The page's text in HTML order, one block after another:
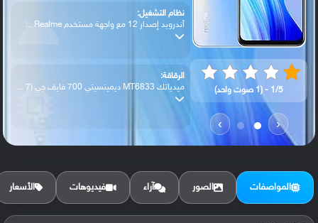
1/5 - (1 صوت واحد)
‹
›
نظام التشغيل:
أندرويد إصدار 12 مع واجهة مستخدم Realme ...
الرقاقة:
ميدياتك MT6833 ديمينسيتي 700 فايف جي (7 ...
الرام / التخزين:
المواصفات الصور آراء فيديوهات الأسعار